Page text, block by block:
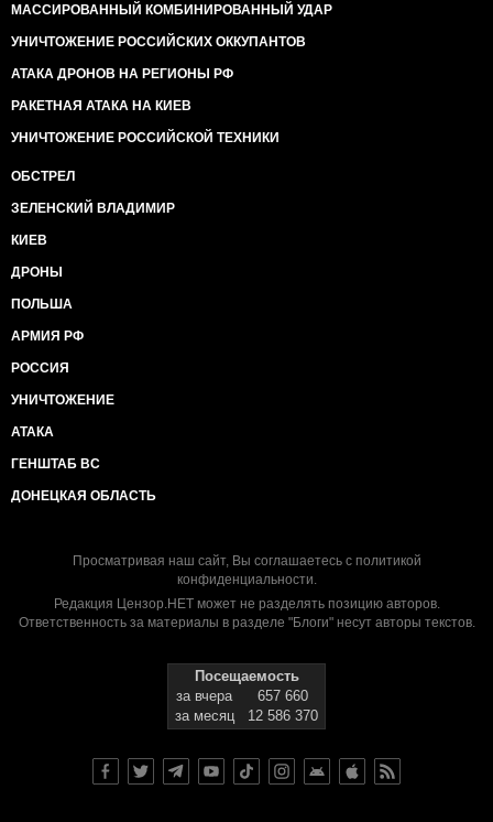
МАССИРОВАННЫЙ КОМБИНИРОВАННЫЙ УДАР
УНИЧТОЖЕНИЕ РОССИЙСКИХ ОККУПАНТОВ
АТАКА ДРОНОВ НА РЕГИОНЫ РФ
РАКЕТНАЯ АТАКА НА КИЕВ
УНИЧТОЖЕНИЕ РОССИЙСКОЙ ТЕХНИКИ
ОБСТРЕЛ
ЗЕЛЕНСКИЙ ВЛАДИМИР
КИЕВ
ДРОНЫ
ПОЛЬША
АРМИЯ РФ
РОССИЯ
УНИЧТОЖЕНИЕ
АТАКА
ГЕНШТАБ ВС
ДОНЕЦКАЯ ОБЛАСТЬ
Просматривая наш сайт, Вы соглашаетесь с политикой
конфиденциальности.
Редакция Цензор.НЕТ может не разделять позицию авторов.
Ответственность за материалы в разделе "Блоги" несут авторы текстов.
Посещаемость
за вчера
657 660
за месяц
12 586 370